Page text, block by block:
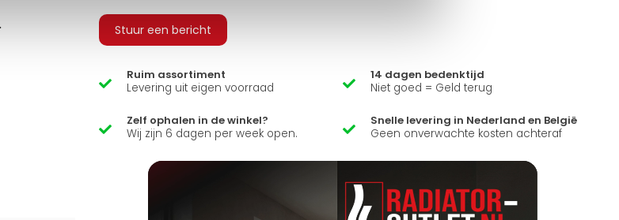
Stuur een bericht
Ruim assortiment
Levering uit eigen voorraad
14 dagen bedenktijd
Niet goed = Geld terug
Zelf ophalen in de winkel?
Wij zijn 6 dagen per week open.
Snelle levering in Nederland en België
Geen onverwachte kosten achteraf